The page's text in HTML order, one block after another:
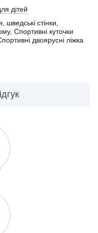
дітей
шведські стінки,
Спортивні куточки
двоярусні ліжка